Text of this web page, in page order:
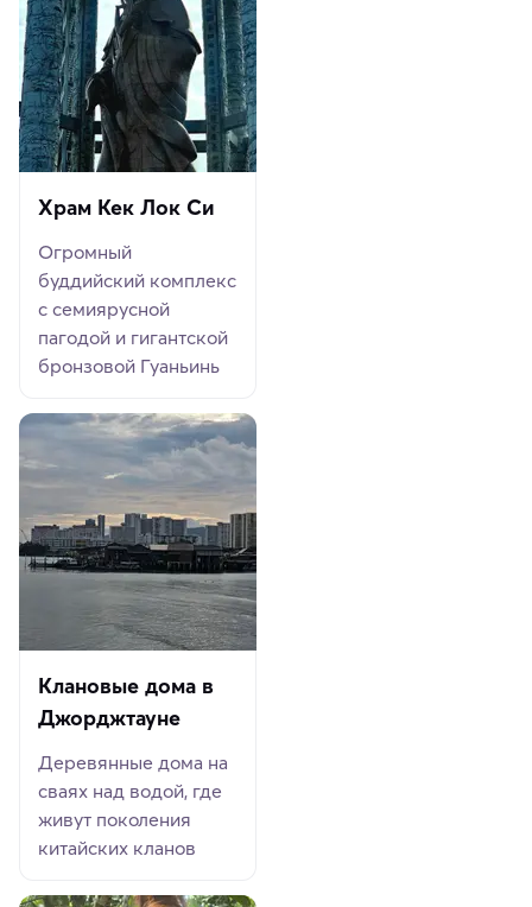
Храм Кек Лок Си
Огромный
буддийский комплекс
с семиярусной
пагодой и гигантской
бронзовой Гуаньинь
Клановые дома в
Джорджтауне
Деревянные дома на
сваях над водой, где
живут поколения
китайских кланов